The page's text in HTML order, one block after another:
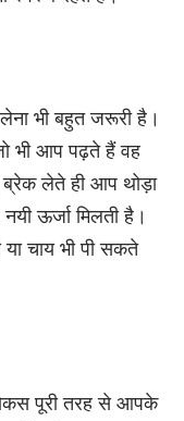
भी बहुत जरूरी है।
भी आप पढ़ते हैं वह
ब्रेक लेते ही आप थोड़ा
ऊर्जा मिलती है।
चाय भी पी सकते
पूरी तरह से आपके